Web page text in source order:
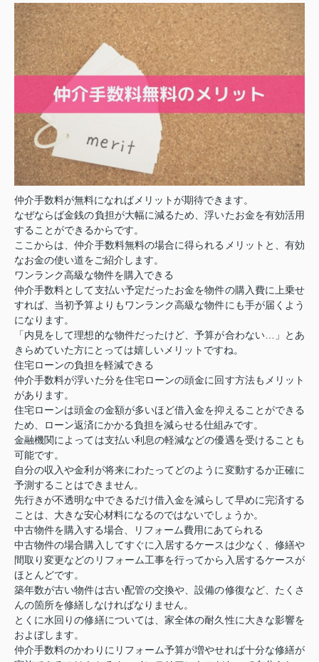
仲介手数料が無料になればメリットが期待できます。
なぜならば金銭の負担が大幅に減るため、浮いたお金を有効活用
することができるからです。
ここからは、仲介手数料無料の場合に得られるメリットと、有効
なお金の使い道をご紹介します。
ワンランク高級な物件を購入できる
仲介手数料として支払い予定だったお金を物件の購入費に上乗せ
すれば、当初予算よりもワンランク高級な物件にも手が届くよう
になります。
「内見をして理想的な物件だったけど、予算が合わない…」とあ
きらめていた方にとっては嬉しいメリットですね。
住宅ローンの負担を軽減できる
仲介手数料が浮いた分を住宅ローンの頭金に回す方法もメリット
があります。
住宅ローンは頭金の金額が多いほど借入金を抑えることができる
ため、ローン返済にかかる負担を減らせる仕組みです。
金融機関によっては支払い利息の軽減などの優遇を受けることも
可能です。
自分の収入や金利が将来にわたってどのように変動するか正確に
予測することはできません。
先行きが不透明な中できるだけ借入金を減らして早めに完済する
ことは、大きな安心材料になるのではないでしょうか。
中古物件を購入する場合、リフォーム費用にあてられる
中古物件の場合購入してすぐに入居するケースは少なく、修繕や
間取り変更などのリフォーム工事を行ってから入居するケースが
ほとんどです。
築年数が古い物件は古い配管の交換や、設備の修復など、たくさ
んの箇所を修繕しなければなりません。
とくに水回りの修繕については、家全体の耐久性に大きな影響を
およぼします。
仲介手数料のかわりにリフォーム予算が増やせれば十分な修繕が